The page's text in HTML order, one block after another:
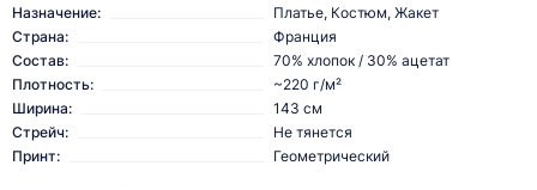
Назначение:
Платье, Костюм, Жакет
Страна:
Франция
Состав:
70% хлопок / 30% ацетат
Плотность:
~220 г/м²
Ширина:
143 см
Стрейч:
Не тянется
Принт:
Геометрический